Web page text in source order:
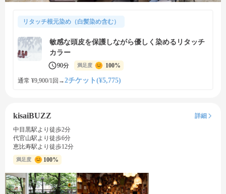
リタッチ根元染め（白髪染め含む）
敏感な頭皮を保護しながら優しく染めるリタッチ
カラー
90分 満足度 100%
通常 ¥9,900/1回 →2チケット(¥5,775)
kisaiBUZZ
詳細
中目黒駅より徒歩2分
代官山駅より徒歩6分
恵比寿駅より徒歩12分
満足度 100%